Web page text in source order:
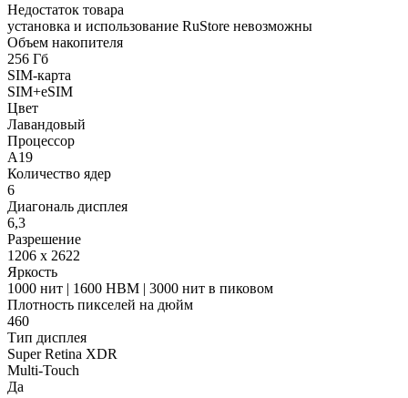
Недостаток товара
установка и использование RuStore невозможны
Объем накопителя
256 Гб
SIM-карта
SIM+eSIM
Цвет
Лавандовый
Процессор
A19
Количество ядер
6
Диагональ дисплея
6,3
Разрешение
1206 x 2622
Яркость
1000 нит | 1600 HBM | 3000 нит в пиковом
Плотность пикселей на дюйм
460
Тип дисплея
Super Retina XDR
Multi-Touch
Да